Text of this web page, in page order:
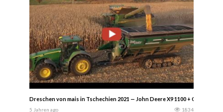
Dreschen von mais in Tschechien 2021 — John Deere X9 1100 + C16R, 8400
5 Jahren ago 1834